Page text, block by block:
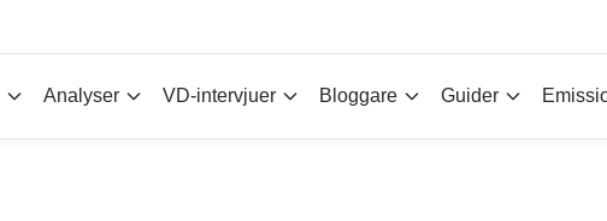
Analyser VD-intervjuer Bloggare Guider